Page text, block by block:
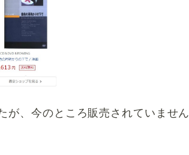
が、今のところ販売されていません